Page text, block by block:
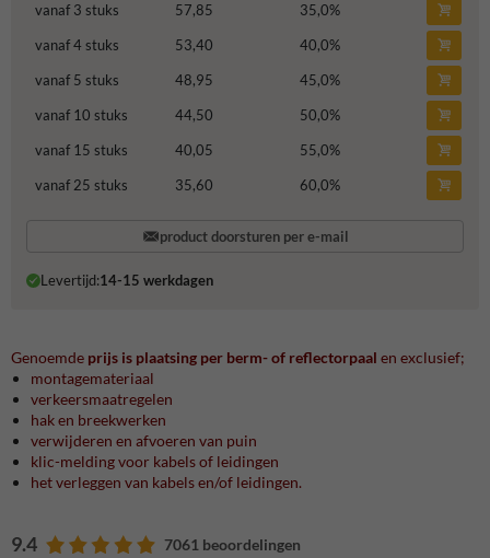
vanaf 3 stuks
57,85 35,0%
vanaf 4 stuks
53,40 40,0%
vanaf 5 stuks
48,95 45,0%
vanaf 10 stuks
44,50 50,0%
vanaf 15 stuks
40,05 55,0%
vanaf 25 stuks
35,60 60,0%
product doorsturen per e-mail
Levertijd:14-15 werkdagen
Genoemde prijs is plaatsing per berm- of reflectorpaal en exclusief;
montagemateriaal
verkeersmaatregelen
hak en breekwerken
verwijderen en afvoeren van puin
klic-melding voor kabels of leidingen
het verleggen van kabels en/of leidingen.
9.4 7061 beoordelingen